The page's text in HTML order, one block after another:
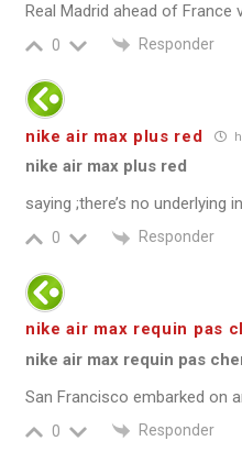
Real Madrid ahead of France
0 Responder
nike air max plus red
nike air max plus red
saying ;there’s no underlying
0 Responder
nike air max requin pas
nike air max requin pas
San Francisco embarked on
0 Responder